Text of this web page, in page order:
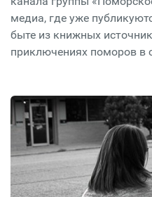
медиа, где уже
быте из книжных
приключениях поморов в